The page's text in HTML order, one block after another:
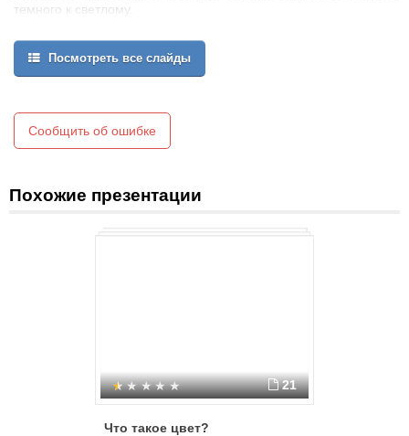
темного к светлому.
Посмотреть все слайды
Сообщить об ошибке
Похожие презентации
21
Что такое цвет?